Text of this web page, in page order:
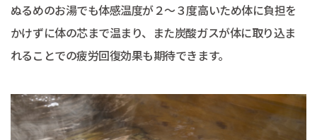
ぬるめのお湯でも体感温度が２～３度高いため体に負担を
かけずに体の芯まで温まり、また炭酸ガスが体に取り込ま
れることでの疲労回復効果も期待できます。